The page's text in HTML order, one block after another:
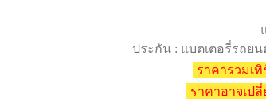
ประกัน : แบตเตอรี่รถย
ราคารวมเ
ราคาอาจเป